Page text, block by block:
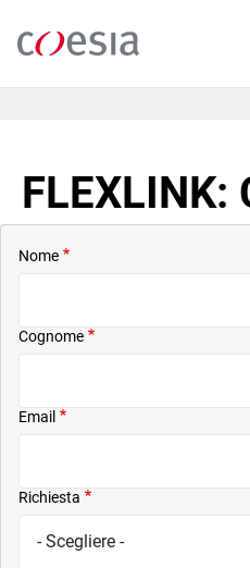
contenuto
FLEXLINK:
Nome
Cognome
Email
Richiesta